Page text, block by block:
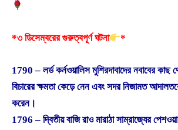
*৩ ডিসেম্বরের গুরুত্বপূর্ণ ঘটনা *
1790 – লর্ড কর্নওয়ালিস মুশিরদাবাদের নবাবের কাছ
বিচারের ক্ষমতা কেড়ে নেন এবং সদর নিজামত
করেন।
1796 – দ্বিতীয় বাজি রাও মারাঠা সাম্রাজ্যের